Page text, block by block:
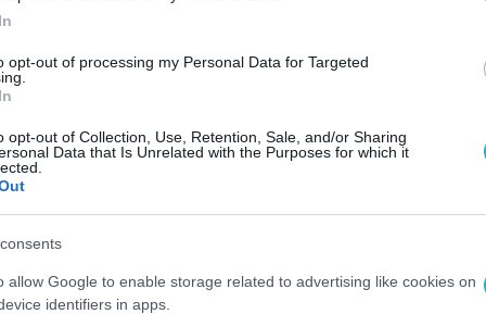
opt-out of processing my Personal Data for Targeted
opt-out of Collection, Use, Retention, Sale, and/or Sharing
Data that Is Unrelated with the Purposes for which it
allow Google to enable storage related to advertising like cookies on
identifiers in apps.
του 60% ανέρχεται σε €3.800.000, ενώ η
€ 5.200.000 στην επόμενη διετία, μέσω
τους παλαιούς μετόχους.
παροχής υπηρεσιών πληροφορικής, με
διακρίσεις και παρουσία στην Ελλάδα και
ψηφιακού μετασχηματισμού, με έμφαση στις
Διατήρησης Πελατών (Customer Onboarding
εκτενές πελατολόγιο σε